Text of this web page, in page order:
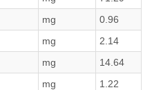
mg
0.96
mg
2.14
mg
14.64
mg
1.22